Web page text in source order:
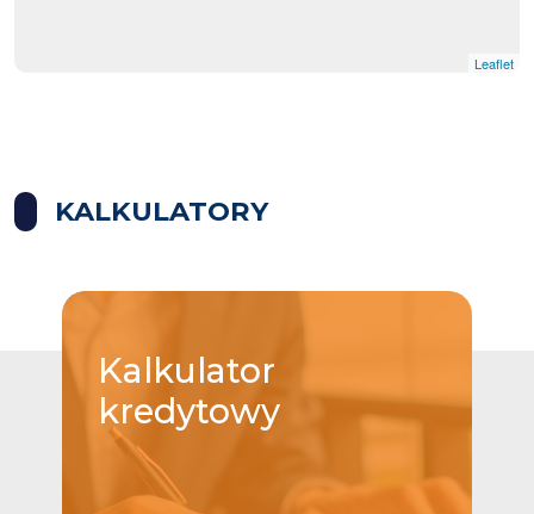
© OpenStreetMap contributors
KALKULATORY
Kalkulator
kredytowy